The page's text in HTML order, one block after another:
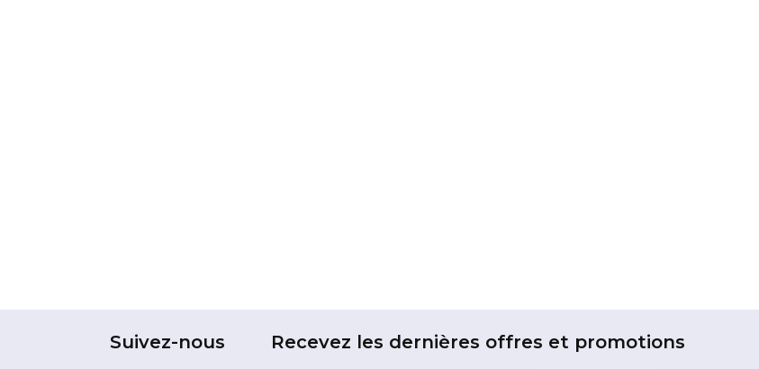
Suivez-nous Recevez les dernières offres et promotions